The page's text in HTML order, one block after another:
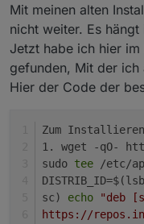
Mit meinen alten
nicht weiter. Es
Jetzt habe ich hier im
gefunden, Mit der
Hier der Code der
Zum
1. wget -qO-
sudo tee /etc/
sc) echo
"deb
https://